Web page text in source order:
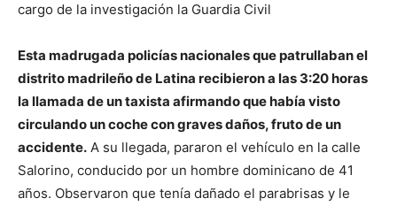
cargo de la investigación la Guardia Civil
Esta madrugada policías nacionales que patrullaban el
distrito madrileño de Latina recibieron a las 3:20 horas
la llamada de un taxista afirmando que había visto
circulando un coche con graves daños, fruto de un
accidente. A su llegada, pararon el vehículo en la calle
Salorino, conducido por un hombre dominicano de 41
años. Observaron que tenía dañado el parabrisas y le